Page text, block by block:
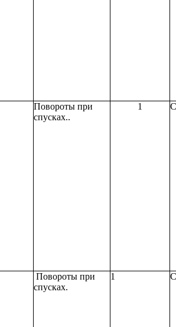
Повороты при
спусках..
1
Повороты при
спусках.
1